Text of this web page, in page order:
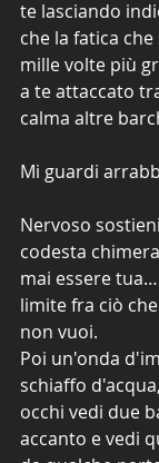
te lasciando
che la fatica
mille volte più
a te attaccato
calma altre
Mi guardi
Nervoso
codesta
mai essere
limite fra ciò
non vuoi.
Poi un'onda
schiaffo
occhi vedi due
accanto e vedi